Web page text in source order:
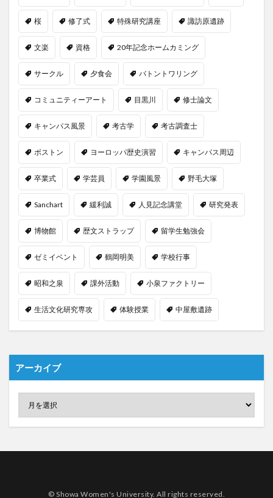
桜 修了式 特殊研究講座 諏訪原遺跡
文楽 資格 20年記念ホームカミング
サークル 夕食会 バトントワリング
コミュニティーアート 目黒川 修士論文
キャンパス風景 考古学 考古調査士
ボストン ヨーロッパ歴史演習 キャンパス周辺
卒業式 学芸員 学園風景 野毛大塚
Sanchart 緩利誠 人見記念講堂 研究発表
博物館 歴文ストラップ 留学生勉強会
ゼミイベント 鶴岡明美 学校行事
昭和之泉 課外活動 小泉ファクトリー
生活文化研究専攻 体験授業 中屋敷遺跡
アーカイブ
© Showa Women's University. All rights reserved.